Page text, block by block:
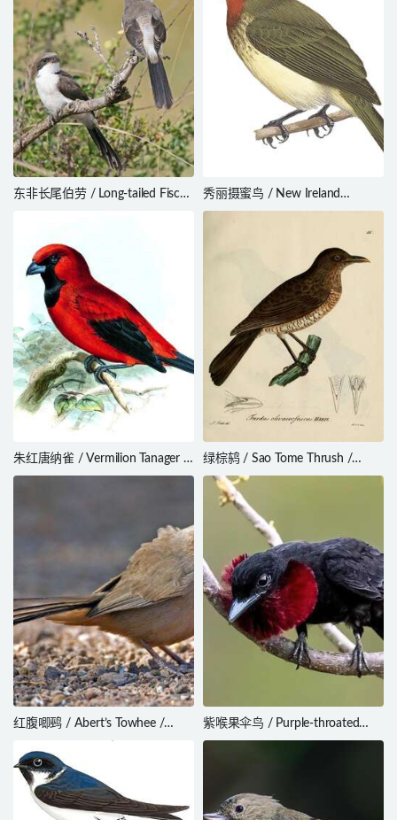
东非长尾伯劳 / Long-tailed Fiscal
秀丽摄蜜鸟 / New Ireland
Myzomela / Myzomela pulchella
朱红唐纳雀 / Vermilion Tanager /
Calochaetes coccineus
绿棕鸫 / Sao Tome Thrush /
Turdus olivaceofuscus
红腹唧鹀 / Abert’s Towhee /
紫喉果伞鸟 / Purple-throated
Fruitcrow / Querula purpurata